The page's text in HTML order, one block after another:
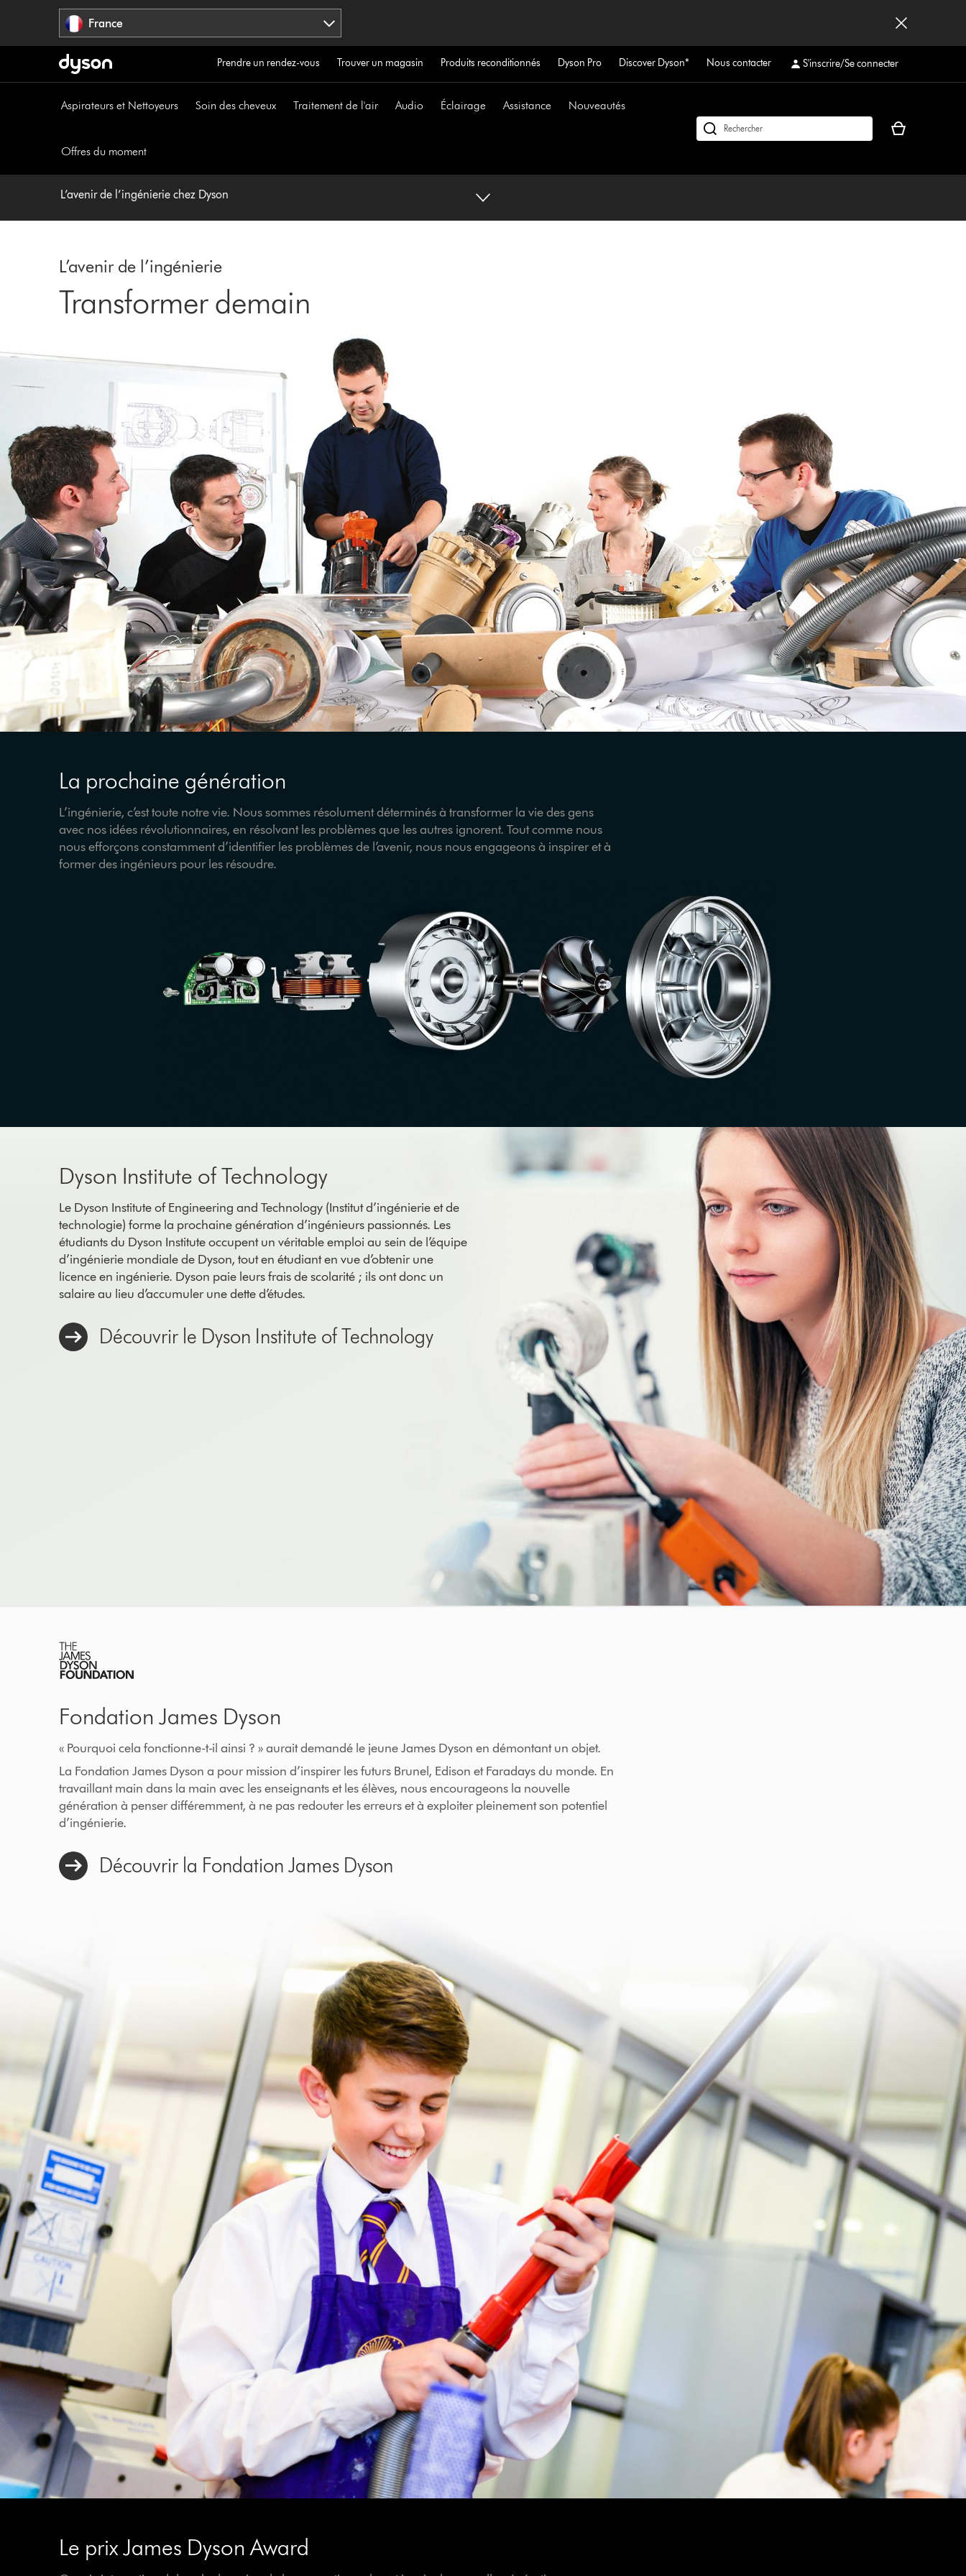
France
Prendre un rendez-vous Trouver un magasin Produits reconditionnés Dyson Pro Discover Dyson* Nous contacter S'inscrire/Se connecter
Aspirateurs et Nettoyeurs Soin des cheveux Traitement de l'air Audio Éclairage Assistance Nouveautés
Offres du moment
Rechercher
Votre
vide
L’avenir de l’ingénierie chez Dyson
L’avenir de l’ingénierie
Transformer demain
La prochaine génération
L’ingénierie, c’est toute notre vie. Nous sommes résolument déterminés à transformer la vie des gens
avec nos idées révolutionnaires, en résolvant les problèmes que les autres ignorent. Tout comme nous
nous efforçons constamment d’identifier les problèmes de l’avenir, nous nous engageons à inspirer et à
former des ingénieurs pour les résoudre.
Dyson Institute of Technology
Le Dyson Institute of Engineering and Technology (Institut d’ingénierie et de
technologie) forme la prochaine génération d’ingénieurs passionnés. Les
étudiants du Dyson Institute occupent un véritable emploi au sein de l’équipe
d’ingénierie mondiale de Dyson, tout en étudiant en vue d’obtenir une
licence en ingénierie. Dyson paie leurs frais de scolarité ; ils ont donc un
salaire au lieu d’accumuler une dette d’études.
Découvrir le Dyson Institute of Technology
Fondation James Dyson
« Pourquoi cela fonctionne-t-il ainsi ? » aurait demandé le jeune James Dyson en démontant un objet.
La Fondation James Dyson a pour mission d’inspirer les futurs Brunel, Edison et Faradays du monde. En
travaillant main dans la main avec les enseignants et les élèves, nous encourageons la nouvelle
génération à penser différemment, à ne pas redouter les erreurs et à exploiter pleinement son potentiel
d’ingénierie.
Découvrir la Fondation James Dyson
Le prix James Dyson Award